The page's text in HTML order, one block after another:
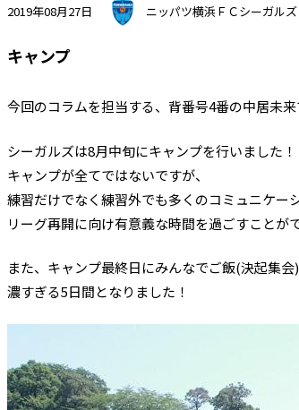
2019年08月27日 ニッパツ横浜ＦＣシーガルズ
キャンプ
今回のコラムを担当する、背番号4番の中居未来
シーガルズは8月中旬にキャンプを行いました！
キャンプが全てではないですが、
練習だけでなく練習外でも多くのコミュニケー
リーグ再開に向け有意義な時間を過ごすことが
また、キャンプ最終日にみんなでご飯(決起集会)
濃すぎる5日間となりました！